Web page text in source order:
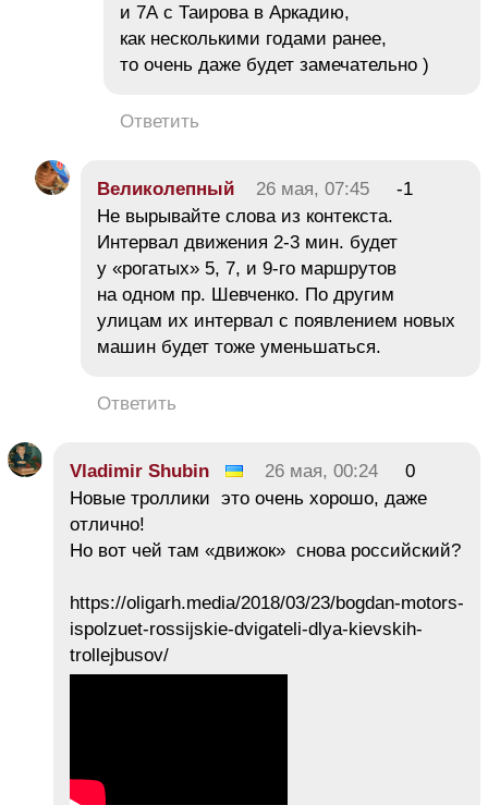
и 7А с Таирова в Аркадию,
как несколькими годами ранее,
то очень даже будет замечательно )
Ответить
Великолепный 26 мая, 07:45
-1
Не вырывайте слова из контекста.
Интервал движения 2-3 мин. будет
у «рогатых» 5, 7, и 9-го маршрутов
на одном пр. Шевченко. По другим
улицам их интервал с появлением новых
машин будет тоже уменьшаться.
Ответить
Vladimir Shubin 26 мая, 00:24
0
Новые троллики это очень хорошо, даже
отлично!
Но вот чей там «движок» снова российский?
https://oligarh.media/2018/03/23/bogdan-motors-
ispolzuet-rossijskie-dvigateli-dlya-kievskih-
trollejbusov/